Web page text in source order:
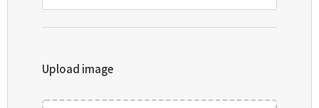
Upload image